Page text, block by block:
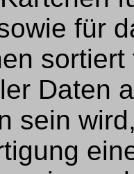
für
Daten
sein